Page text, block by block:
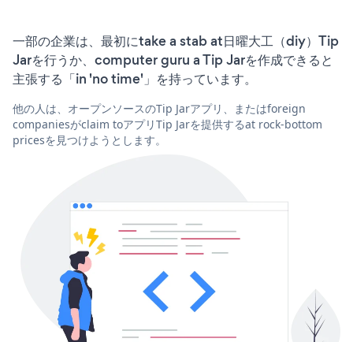
一部の企業は、最初にtake a stab at日曜大工（diy）Tip
Jarを行うか、computer guru a Tip Jarを作成できると
主張する「in 'no time'」を持っています。
他の人は、オープンソースのTip Jarアプリ、またはforeign
companiesがclaim toアプリTip Jarを提供するat rock-bottom
pricesを見つけようとします。